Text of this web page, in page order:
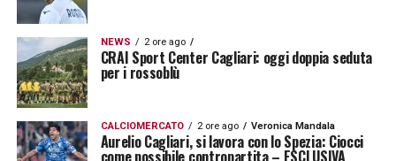
NEWS 2 ore ago
CRAI Sport Center Cagliari: oggi doppia seduta
per i rossoblù
CALCIOMERCATO 2 ore ago Veronica Mandala
Aurelio Cagliari, si lavora con lo Spezia: Ciocci
come possibile contropartita – ESCLUSIVA